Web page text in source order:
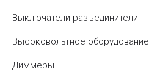
Выключатели-разъединители
Высоковольтное оборудование
Диммеры